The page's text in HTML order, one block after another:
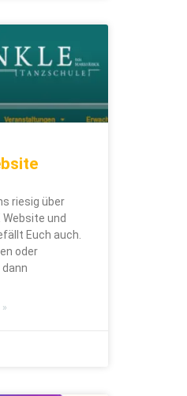
riesig über
Website und
Euch auch.
oder